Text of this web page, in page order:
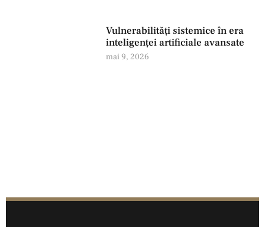
Vulnerabilități sistemice în era
inteligenței artificiale avansate
mai 9, 2026